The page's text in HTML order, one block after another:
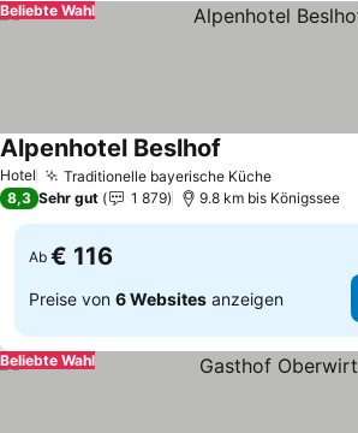
Beliebte Wahl
Hotel Traditionelle bayerische Küche
Alpenhotel Beslhof
8,3 Sehr gut 1 879 9.8 km bis Königssee
Ab € 116
Preise von 6 Websites anzeigen
Beliebte Wahl